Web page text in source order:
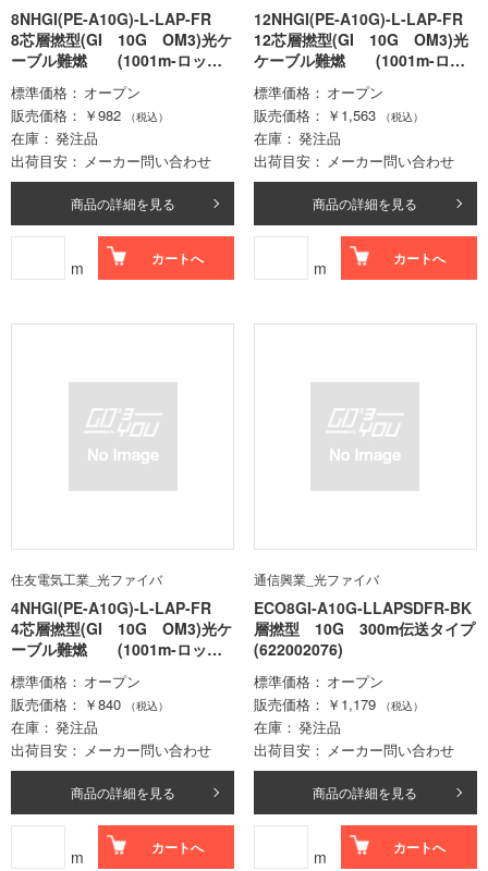
8NHGI(PE-A10G)-L-LAP-FR
8芯層撚型(GI 10G OM3)光ケ
ーブル難燃 (1001m-ロット
価格)
標準価格
オープン
販売価格
￥982 （税込）
在庫
発注品
出荷目安
メーカー問い合わせ
商品の詳細を見る
m カートへ
12NHGI(PE-A10G)-L-LAP-FR
12芯層撚型(GI 10G OM3)光
ケーブル難燃 (1001m-ロッ
ト価格)
標準価格
オープン
販売価格
￥1,563 （税込）
在庫
発注品
出荷目安
メーカー問い合わせ
商品の詳細を見る
m カートへ
住友電気工業_光ファイバ
4NHGI(PE-A10G)-L-LAP-FR
4芯層撚型(GI 10G OM3)光ケ
ーブル難燃 (1001m-ロット
価格)
標準価格
オープン
販売価格
￥840 （税込）
在庫
発注品
出荷目安
メーカー問い合わせ
商品の詳細を見る
m カートへ
通信興業_光ファイバ
ECO8GI-A10G-LLAPSDFR-BK
層撚型 10G 300m伝送タイプ
(622002076)
標準価格
オープン
販売価格
￥1,179 （税込）
在庫
発注品
出荷目安
メーカー問い合わせ
商品の詳細を見る
m カートへ